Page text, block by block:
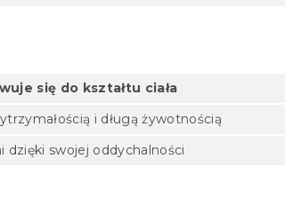
się do kształtu ciała
i długą żywotnością
dzięki swojej oddychalności